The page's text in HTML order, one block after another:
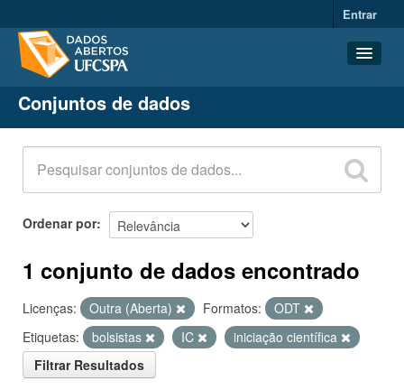
Entrar
Conjuntos de dados
Organizações
Grupos
Sobre
Conjuntos de dados
Ordenar por
1 conjunto de dados encontrado
Licenças: Outra (Aberta) Formatos:
ODT
Etiquetas:
bolsistas IC
iniciação científica
Filtrar Resultados